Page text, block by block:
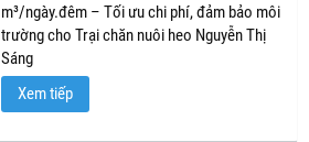
m³/ngày.đêm – Tối ưu chi phí, đảm bảo môi
trường cho Trại chăn nuôi heo Nguyễn Thị
Sáng
Xem tiếp